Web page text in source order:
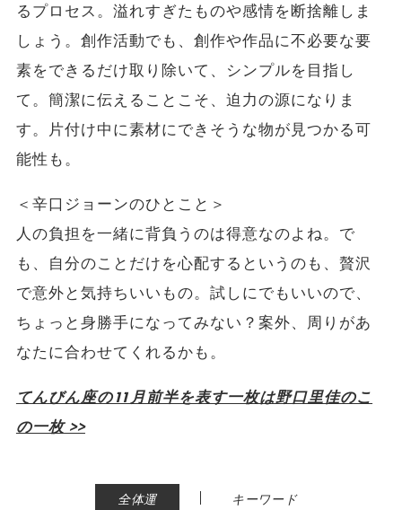
るプロセス。溢れすぎたものや感情を断捨離しま
しょう。創作活動でも、創作や作品に不必要な要
素をできるだけ取り除いて、シンプルを目指し
て。簡潔に伝えることこそ、迫力の源になりま
す。片付け中に素材にできそうな物が見つかる可
能性も。
＜辛口ジョーンのひとこと＞
人の負担を一緒に背負うのは得意なのよね。で
も、自分のことだけを心配するというのも、贅沢
で意外と気持ちいいもの。試しにでもいいので、
ちょっと身勝手になってみない？案外、周りがあ
なたに合わせてくれるかも。
てんびん座の11月前半を表す一枚は野口里佳のこ
の一枚 >>
全体運 | キーワード